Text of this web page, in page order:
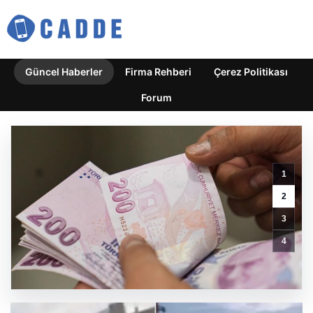
Güncel Haberler Firma Rehberi Çerez Politikası
Forum
1
2
3
4
Pakistan’da
Girişinde
Yapılan
Bombalı
Saldırıda
Can
Kaybı
ve
Yaralanmalar